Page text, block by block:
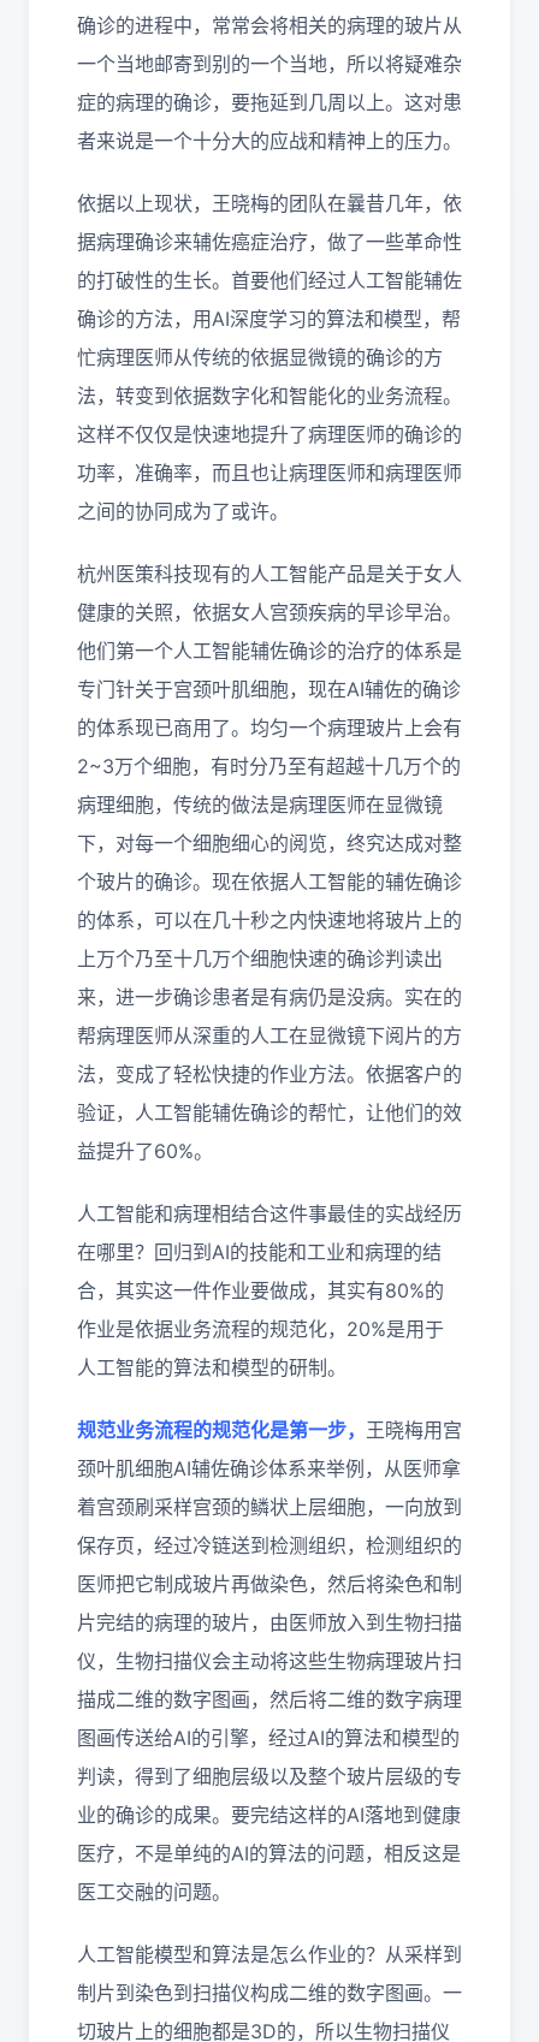
确诊的进程中，常常会将相关的病理的玻片从
一个当地邮寄到别的一个当地，所以将疑难杂
症的病理的确诊，要拖延到几周以上。这对患
者来说是一个十分大的应战和精神上的压力。
依据以上现状，王晓梅的团队在曩昔几年，依
据病理确诊来辅佐癌症治疗，做了一些革命性
的打破性的生长。首要他们经过人工智能辅佐
确诊的方法，用AI深度学习的算法和模型，帮
忙病理医师从传统的依据显微镜的确诊的方
法，转变到依据数字化和智能化的业务流程。
这样不仅仅是快速地提升了病理医师的确诊的
功率，准确率，而且也让病理医师和病理医师
之间的协同成为了或许。
杭州医策科技现有的人工智能产品是关于女人
健康的关照，依据女人宫颈疾病的早诊早治。
他们第一个人工智能辅佐确诊的治疗的体系是
专门针关于宫颈叶肌细胞，现在AI辅佐的确诊
的体系现已商用了。均匀一个病理玻片上会有
2~3万个细胞，有时分乃至有超越十几万个的
病理细胞，传统的做法是病理医师在显微镜
下，对每一个细胞细心的阅览，终究达成对整
个玻片的确诊。现在依据人工智能的辅佐确诊
的体系，可以在几十秒之内快速地将玻片上的
上万个乃至十几万个细胞快速的确诊判读出
来，进一步确诊患者是有病仍是没病。实在的
帮病理医师从深重的人工在显微镜下阅片的方
法，变成了轻松快捷的作业方法。依据客户的
验证，人工智能辅佐确诊的帮忙，让他们的效
益提升了60%。
人工智能和病理相结合这件事最佳的实战经历
在哪里？回归到AI的技能和工业和病理的结
合，其实这一件作业要做成，其实有80%的
作业是依据业务流程的规范化，20%是用于
人工智能的算法和模型的研制。
规范业务流程的规范化是第一步， 王晓梅用宫
颈叶肌细胞AI辅佐确诊体系来举例，从医师拿
着宫颈刷采样宫颈的鳞状上层细胞，一向放到
保存页，经过冷链送到检测组织，检测组织的
医师把它制成玻片再做染色，然后将染色和制
片完结的病理的玻片，由医师放入到生物扫描
仪，生物扫描仪会主动将这些生物病理玻片扫
描成二维的数字图画，然后将二维的数字病理
图画传送给AI的引擎，经过AI的算法和模型的
判读，得到了细胞层级以及整个玻片层级的专
业的确诊的成果。要完结这样的AI落地到健康
医疗，不是单纯的AI的算法的问题，相反这是
医工交融的问题。
人工智能模型和算法是怎么作业的？从采样到
制片到染色到扫描仪构成二维的数字图画。一
切玻片上的细胞都是3D的，所以生物扫描仪